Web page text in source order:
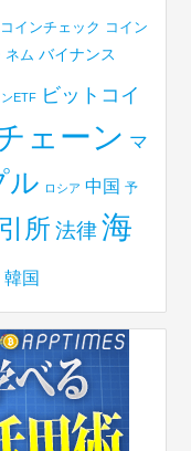
コインチェック コイン
ネム バイナンス
ETF ビットコイ
ェーン マ
ル ロシア 中国 予
所 法律 海
韓国